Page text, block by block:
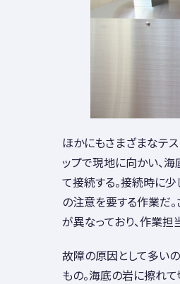
ほかにもさまざまなテ
ップで現地に向かい、
て接続する。接続時に
の注意を要する作業だ。
が異なっており、作業
故障の原因として多い
もの。海底の岩に擦れ